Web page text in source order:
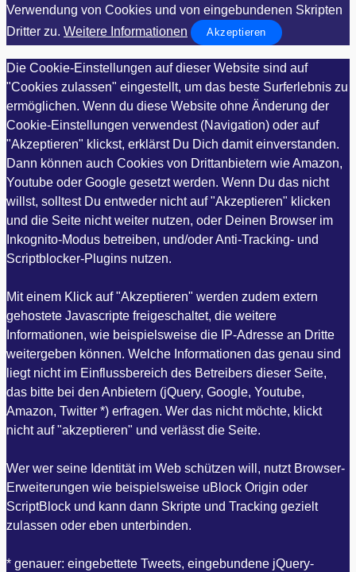
Verwendung von Cookies und von eingebundenen Skripten
Dritter zu. Weitere Informationen Akzeptieren
Die Cookie-Einstellungen auf dieser Website sind auf
"Cookies zulassen" eingestellt, um das beste Surferlebnis zu
ermöglichen. Wenn du diese Website ohne Änderung der
Cookie-Einstellungen verwendest (Navigation) oder auf
"Akzeptieren" klickst, erklärst Du Dich damit einverstanden.
Dann können auch Cookies von Drittanbietern wie Amazon,
Youtube oder Google gesetzt werden. Wenn Du das nicht
willst, solltest Du entweder nicht auf "Akzeptieren" klicken
und die Seite nicht weiter nutzen, oder Deinen Browser im
Inkognito-Modus betreiben, und/oder Anti-Tracking- und
Scriptblocker-Plugins nutzen.
Mit einem Klick auf "Akzeptieren" werden zudem extern
gehostete Javascripte freigeschaltet, die weitere
Informationen, wie beispielsweise die IP-Adresse an Dritte
weitergeben können. Welche Informationen das genau sind
liegt nicht im Einflussbereich des Betreibers dieser Seite,
das bitte bei den Anbietern (jQuery, Google, Youtube,
Amazon, Twitter *) erfragen. Wer das nicht möchte, klickt
nicht auf "akzeptieren" und verlässt die Seite.
Wer wer seine Identität im Web schützen will, nutzt Browser-
Erweiterungen wie beispielsweise uBlock Origin oder
ScriptBlock und kann dann Skripte und Tracking gezielt
zulassen oder eben unterbinden.
* genauer: eingebettete Tweets, eingebundene jQuery-